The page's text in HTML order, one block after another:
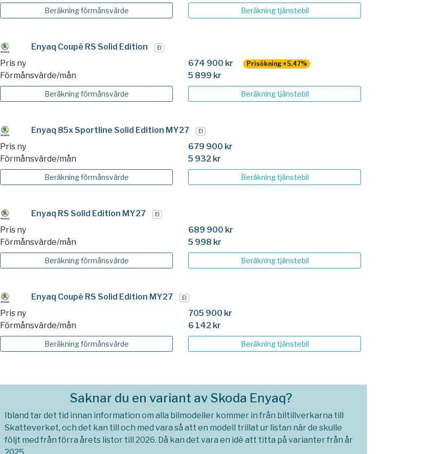
Beräkningförmånsvärde Beräkningtjänstebil
Enyaq Coupé RS Solid Edition El
Pris ny 674 900 kr Prisökning +5.47%
Förmånsvärde/mån 5 899 kr
Beräkningförmånsvärde Beräkningtjänstebil
Enyaq 85x Sportline Solid Edition MY27 El
Pris ny
679 900 kr
Förmånsvärde/mån
5 932 kr
Beräkningförmånsvärde Beräkningtjänstebil
Enyaq RS Solid Edition MY27 El
Pris ny
689 900 kr
Förmånsvärde/mån
5 998 kr
Beräkningförmånsvärde Beräkningtjänstebil
Enyaq Coupé RS Solid Edition MY27 El
Pris ny
705 900 kr
Förmånsvärde/mån
6 142 kr
Beräkningförmånsvärde Beräkningtjänstebil
Saknar du en variant av Skoda Enyaq?
Ibland tar det tid innan information om alla bilmodeller kommer in från biltillverkarna till
Skatteverket, och det kan till och med vara så att en modell trillat ur listan när de skulle
följt med från förra årets listor till 2026. Då kan det vara en idé att titta på varianter från år